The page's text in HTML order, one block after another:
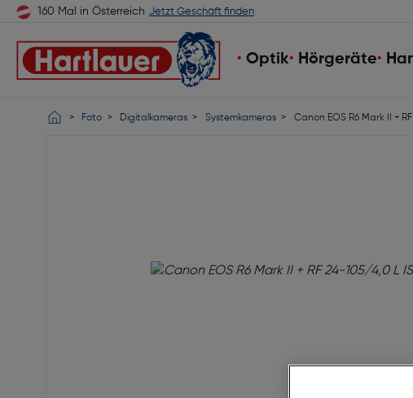
160 Mal in Österreich Jetzt Geschäft finden
Optik Hörgeräte
Foto Digitalkameras Systemkameras Canon EOS R6 Mark II +